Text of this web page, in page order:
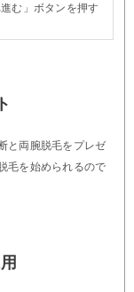
む」ボタンを押す
と両腕脱毛をプレゼ
毛を始められるので